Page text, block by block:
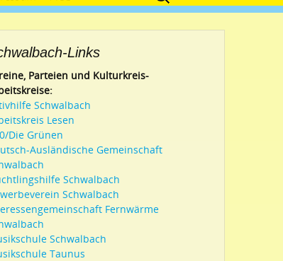
nach:
Links
Parteien und Kulturkreis-
Schwalbach
Lesen
Die Grünen
Ausländische Gemeinschaft
Schwalbach
Schwalbach
Fernwärme
Schwalbach
Taunus